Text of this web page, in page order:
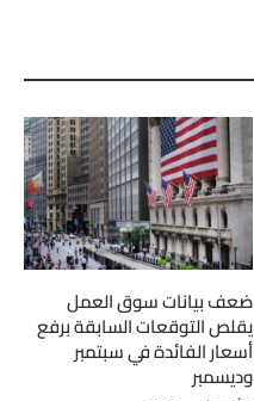
ضعف بيانات سوق العمل
يقلص التوقعات السابقة برفع
أسعار الفائدة في سبتمبر
وديسمبر